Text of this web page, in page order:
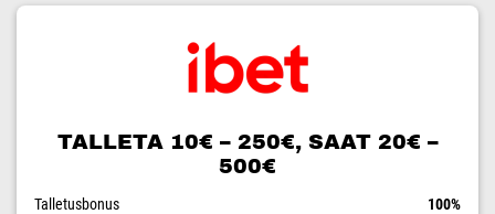
TALLETA 10€ – 250€, SAAT 20€ –
500€
Talletusbonus
100%